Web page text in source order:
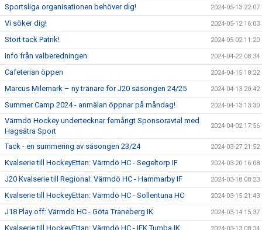
Sportsliga organisationen behöver dig! 2024-05-13 22:07
Vi söker dig! 2024-05-12 16:03
Stort tack Patrik! 2024-05-02 11:20
Info från valberedningen 2024-04-22 08:34
Cafeterian öppen 2024-04-15 18:22
Marcus Milemark – ny tränare för J20 säsongen 24/25 2024-04-13 20:42
Summer Camp 2024 - anmälan öppnar på måndag! 2024-04-13 13:30
Värmdö Hockey undertecknar femårigt Sponsoravtal med
Hagsätra Sport
2024-04-02 17:56
Tack - en summering av säsongen 23/24 2024-03-27 21:52
Kvalserie till HockeyEttan: Värmdö HC - Segeltorp IF 2024-03-20 16:08
J20 Kvalserie till Regional: Värmdö HC - Hammarby IF 2024-03-18 08:23
Kvalserie till HockeyEttan: Värmdö HC - Sollentuna HC 2024-03-15 21:43
J18 Play off: Värmdö HC - Göta Traneberg IK 2024-03-14 15:37
Kvalserie till HockeyEttan: Värmdö HC - IFK Tumba IK